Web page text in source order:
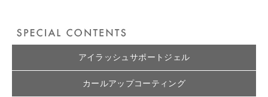
アイラッシュサポートジェル
カールアップコーティング